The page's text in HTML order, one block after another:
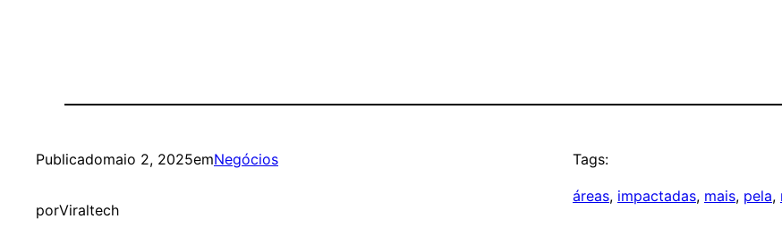
Publicadomaio 2, 2025emNegócios
porViraltech
Tags:
áreas, impactadas, mais, pela,